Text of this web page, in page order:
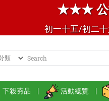
★★★ 公
初一十五/初二
下殺夯品 | 活動總覽 |